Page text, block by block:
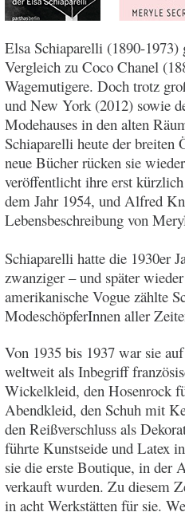
Elsa Schiaparelli (1890-
Vergleich zu Coco Chanel
Wagemutigere. Doch trotz
und New York (2012) sowie
Modehauses in den alten
Schiaparelli heute der
neue Bücher rücken sie
veröffentlicht ihre erst
dem Jahr 1954, und Alfred
Lebensbeschreibung von
Schiaparelli hatte die 1930er
zwanziger – und später
amerikanische Vogue zählte
ModeschöpferInnen aller
Von 1935 bis 1937 war sie
weltweit als Inbegriff
Wickelkleid, den Hosenrock
Abendkleid, den Schuh mit
den Reißverschluss als
führte Kunstseide und Latex
sie die erste Boutique, in der
verkauft wurden. Zu diesem
in acht Werkstätten für sie.